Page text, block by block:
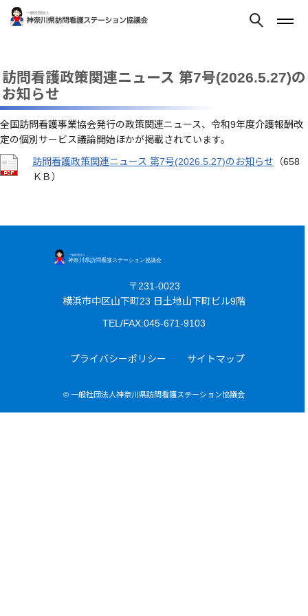
訪問看護政策関連ニュース 第7号(2026.5.27)の
お知らせ
全国訪問看護事業協会発行の政策関連ニュース、令和9年度介護報酬改
定の個別サービス議論開始ほかが掲載されています。
訪問看護政策関連ニュース 第7号(2026.5.27)のお知らせ （658
ＫＢ）
〒231-0023
横浜市中区山下町23 日土地山下町ビル9階
TEL/FAX:045-671-9103
プライバシーポリシー サイトマップ
© 一般社団法人神奈川県訪問看護ステーション協議会